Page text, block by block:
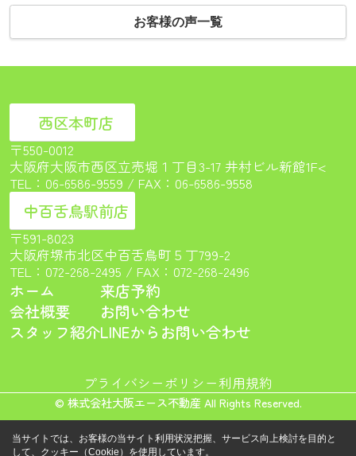
お客様の声一覧
西区本町店
〒550-0012
大阪府大阪市西区立売堀１丁目3-17 井村ビル新館1F<
TEL： 06-6586-9559 / FAX：06-6586-9558
中百舌鳥駅前店
〒591-8023
大阪府堺市北区中百舌鳥町５丁799-2
TEL： 072-268-2495 / FAX：072-268-2496
ホーム
会社概要
スタッフ紹介
来店予約
お問い合わせ
LINEからお問い合わせ
プライバシーポリシー利用規約
© 株式会社大阪エース不動産 All Rights Reserved.
当サイトでは、お客様の当サイト利用状況把握、サービス向上検討を目的と
して、クッキー（Cookie）を使用しています。